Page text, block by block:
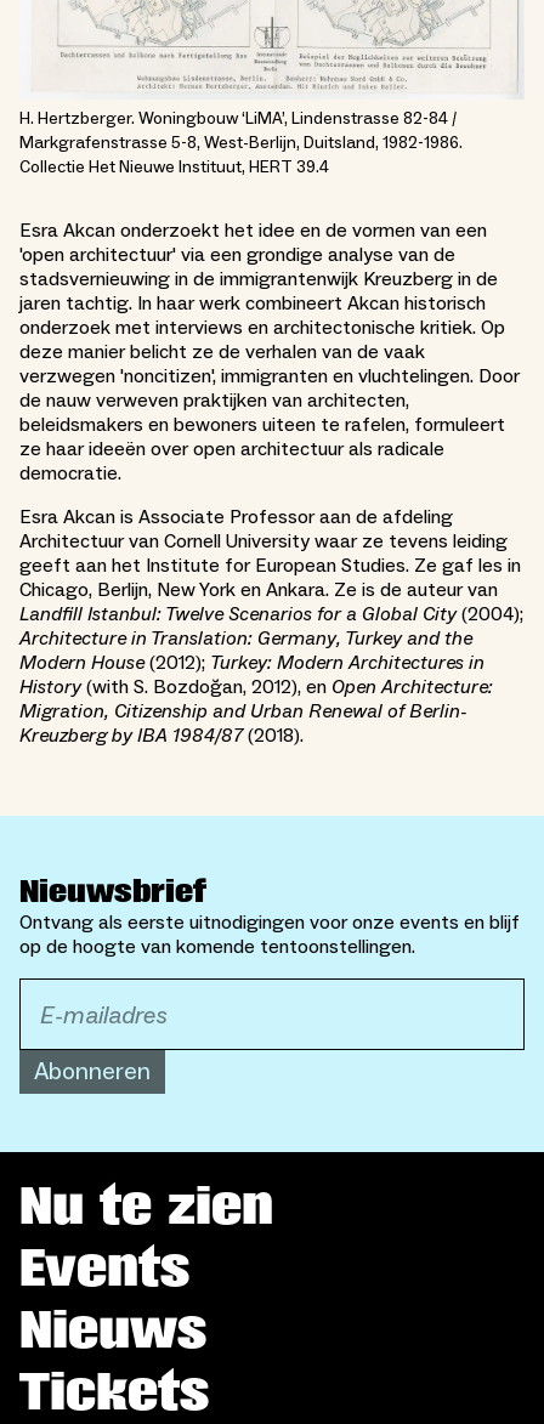
H. Hertzberger. Woningbouw ‘LiMA’, Lindenstrasse 82-84 /
Markgrafenstrasse 5-8, West-Berlijn, Duitsland, 1982-1986.
Collectie Het Nieuwe Instituut, HERT 39.4
Esra Akcan onderzoekt het idee en de vormen van een
'open architectuur' via een grondige analyse van de
stadsvernieuwing in de immigrantenwijk Kreuzberg in de
jaren tachtig. In haar werk combineert Akcan historisch
onderzoek met interviews en architectonische kritiek. Op
deze manier belicht ze de verhalen van de vaak
verzwegen 'noncitizen', immigranten en vluchtelingen. Door
de nauw verweven praktijken van architecten,
beleidsmakers en bewoners uiteen te rafelen, formuleert
ze haar ideeën over open architectuur als radicale
democratie.
Esra Akcan is Associate Professor aan de afdeling
Architectuur van Cornell University waar ze tevens leiding
geeft aan het Institute for European Studies. Ze gaf les in
Chicago, Berlijn, New York en Ankara. Ze is de auteur van
Landfill Istanbul: Twelve Scenarios for a Global City(2004);
Architecture in Translation: Germany, Turkey and the
Modern House(2012); Turkey: Modern Architectures in
History(with S. Bozdoğan, 2012), en Open Architecture:
Migration, Citizenship and Urban Renewal of Berlin-
Kreuzberg by IBA 1984/87(2018).
Nieuwsbrief
Ontvang als eerste uitnodigingen voor onze events en blijf
op de hoogte van komende tentoonstellingen.
Abonneren
Nu te zien
Events
Nieuws
Tickets